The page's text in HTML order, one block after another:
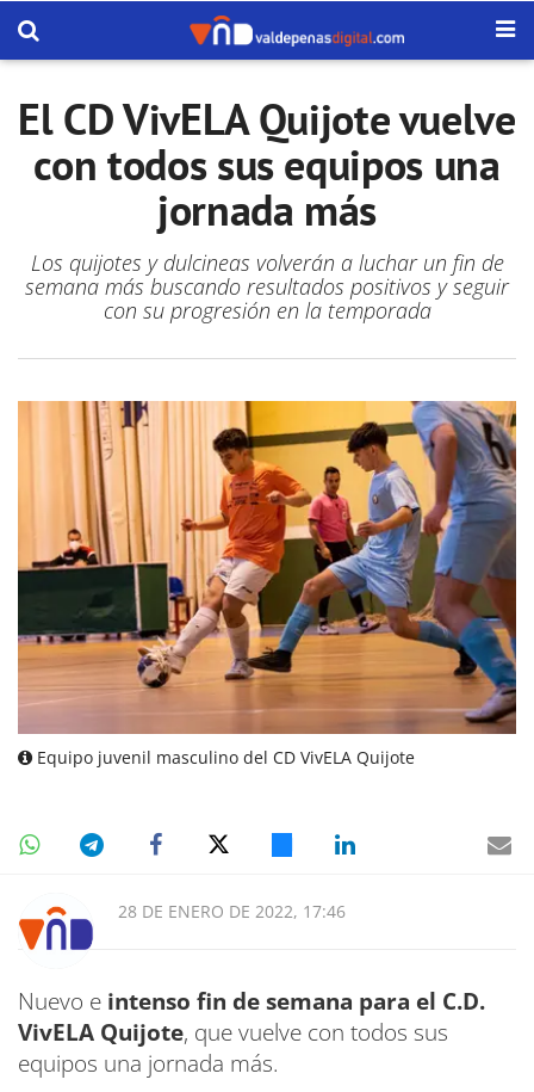
El CD VivELA Quijote vuelve
con todos sus equipos una
jornada más
Los quijotes y dulcineas volverán a luchar un fin de
semana más buscando resultados positivos y seguir
con su progresión en la temporada
Equipo juvenil masculino del CD VivELA Quijote
28 DE ENERO DE 2022, 17:46
Nuevo e intenso fin de semana para el C.D.
VivELA Quijote, que vuelve con todos sus
equipos una jornada más.